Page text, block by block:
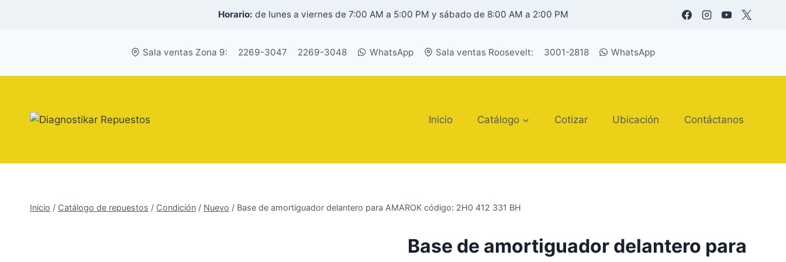
Horario: de lunes a viernes de 7:00 AM a 5:00 PM y sábado de 8:00 AM a 2:00 PM
Sala ventas Zona 9: 2269-3047 2269-3048 WhatsApp Sala ventas Roosevelt: 3001-2818 WhatsApp
Inicio Catálogo Cotizar Ubicación Contáctanos
Inicio / Catálogo de repuestos / Condición / Nuevo / Base de amortiguador delantero para AMAROK código: 2H0 412 331 BH
Base de amortiguador delantero para